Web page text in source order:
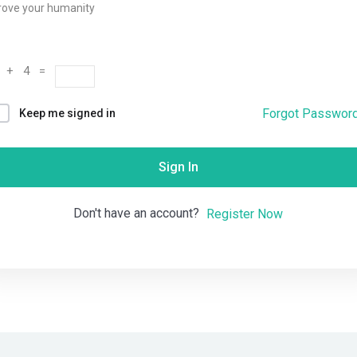
your humanity
+ 4 =
Keep me signed in Forgot
Sign In
Don't have an account? Register Now